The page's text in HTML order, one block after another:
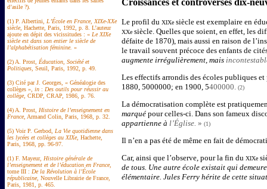
d’asile ?).
(1) P. Albertini, L’École en France, XIXe-XXe
siècle, Hachette, Paris, 1992, p. 8. L’auteur
ajoute en dépit des vicissitudes : « Le XIXe
siècle est dans son entier le siècle de
l’alphabétisation féminine. »
(2) A. Prost, Éducation, Société et
Politiques , Seuil, Paris, 1992, p. 49.
(3) Cité par J. Georges, « Généalogie des
collèges », in : Des outils pour réussir au
collège, CRDP, CRAP, 1986, p. 76.
(4) A. Prost, Histoire de l’enseignement en
France, Armand Colin, Paris, 1968, p. 32.
(5) Voir P. Gerbod, La Vie quotidienne dans
les lycées et collèges au XIXe, Hachette,
Paris, 1968, pp. 96-97.
(1) F. Mayeur, Histoire générale de
l’enseignement et de l’éducation en France,
tome III : De la Révolution à l’École
républicaine, Nouvelle Librairie de France,
Paris, 1981, p. 465.
Croissances et controverses dix-
Le profil du XIXe siècle est exemplaire en
XXe siècle. Quelles que soient, en effet, les
défaite de 1870), mais aussi en raison de
le travail souvent précoce des enfants de
augmente irrégulièrement, mais
Les effectifs arrondis des écoles publiques
1880, 5000000; en 1900, 5400000. (2)
La démocratisation complète est
marqué pour celles-ci. Dans son fameux
appartienne à l’Église. » (1)
Il n’en a pas été de même en fait de
Car, ainsi que l’observe, pour la fin du XIXe
de tous. Une autre école existait qui
élémentaire. Jules Ferry hérite de cette